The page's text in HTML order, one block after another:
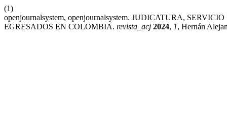
(1)
openjournalsystem, openjournalsystem. JUDICATURA,
EGRESADOS EN COLOMBIA. revista_acj 2024, 1, Hernán